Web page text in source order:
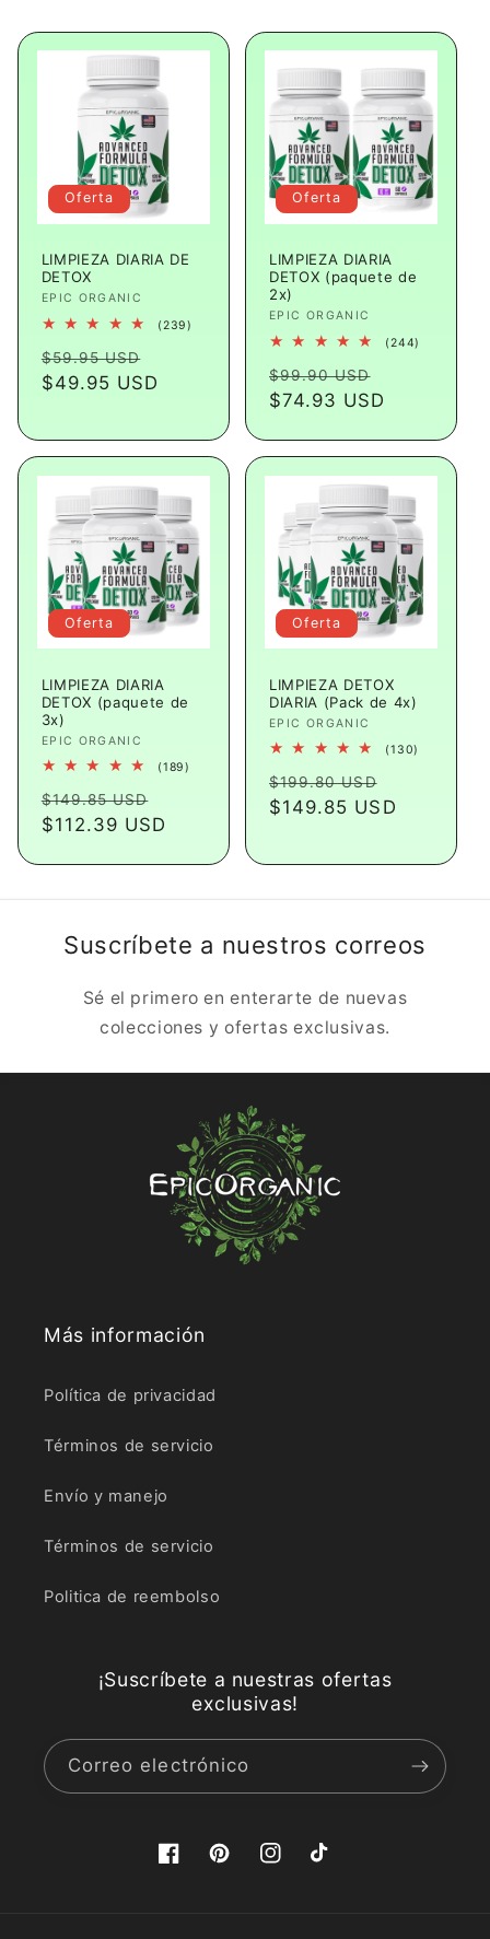
Oferta
LIMPIEZA DIARIA DE
DETOX
Proveedor:
EPIC ORGANIC
(239)
Precio
habitual
$59.95 USD
de
$49.95 USD
Oferta
LIMPIEZA DIARIA
DETOX (paquete de
2x)
Proveedor:
EPIC ORGANIC
(244)
Precio
habitual
$99.90 USD
de
$74.93 USD
Oferta
LIMPIEZA DIARIA
DETOX (paquete de
3x)
Proveedor:
EPIC ORGANIC
(189)
Precio
habitual
$149.85 USD
de
$112.39 USD
Oferta
LIMPIEZA DETOX
DIARIA (Pack de 4x)
Proveedor:
EPIC ORGANIC
(130)
Precio
habitual
$199.80 USD
de
$149.85 USD
Suscríbete a nuestros correos
Sé el primero en enterarte de nuevas
colecciones y ofertas exclusivas.
Más información
Política de privacidad
Términos de servicio
Envío y manejo
Términos de servicio
Politica de reembolso
¡Suscríbete a nuestras ofertas
exclusivas!
Correo electrónico
FacebookPinterestInstagramTikTok